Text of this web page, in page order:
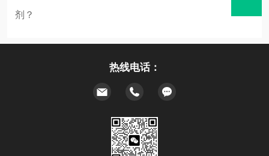
剂？
热线电话：